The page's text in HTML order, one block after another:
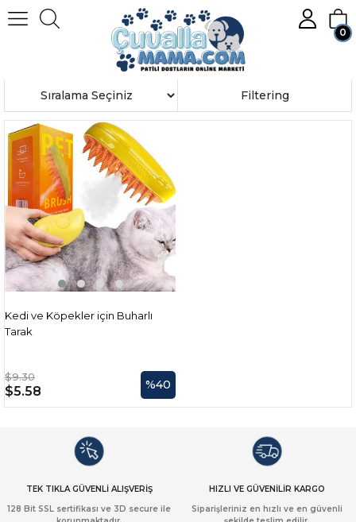
Member Login
0
PET BRUSH
Filtering
Sort
Kedi ve Köpekler için Buharlı
Tarak
$9.30
$5.58 %40
TEK TIKLA GÜVENLİ ALIŞVERİŞ
128 Bit SSL sertifikası ve 3D secure ile
HIZLI VE GÜVENİLİR KARGO
Siparişleriniz en hızlı ve en güvenli